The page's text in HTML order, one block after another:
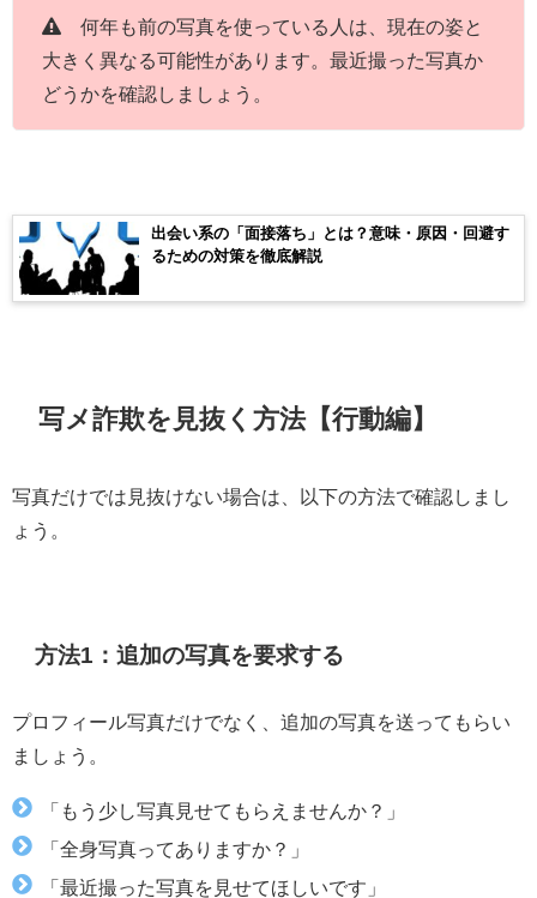
何年も前の写真を使っている人は、現在の姿と
大きく異なる可能性があります。最近撮った写真か
どうかを確認しましょう。
出会い系の「面接落ち」とは？意味・原因・回避す
るための対策を徹底解説
写メ詐欺を見抜く方法【行動編】
写真だけでは見抜けない場合は、以下の方法で確認しまし
ょう。
方法1：追加の写真を要求する
プロフィール写真だけでなく、追加の写真を送ってもらい
ましょう。
「もう少し写真見せてもらえませんか？」
「全身写真ってありますか？」
「最近撮った写真を見せてほしいです」